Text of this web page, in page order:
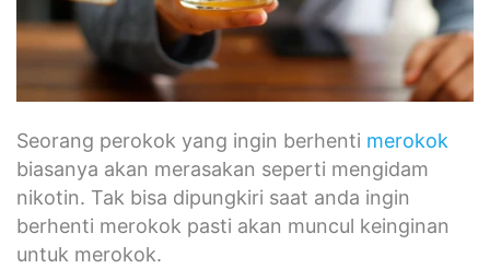
Seorang perokok yang ingin berhenti merokok
biasanya akan merasakan seperti mengidam
nikotin. Tak bisa dipungkiri saat anda ingin
berhenti merokok pasti akan muncul keinginan
untuk merokok.